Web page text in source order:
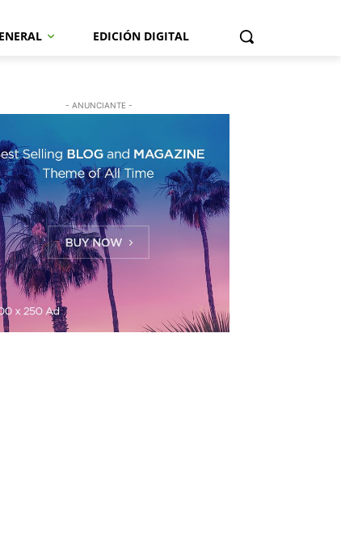
EDICIÓN DIGITAL
- ANUNCIANTE -